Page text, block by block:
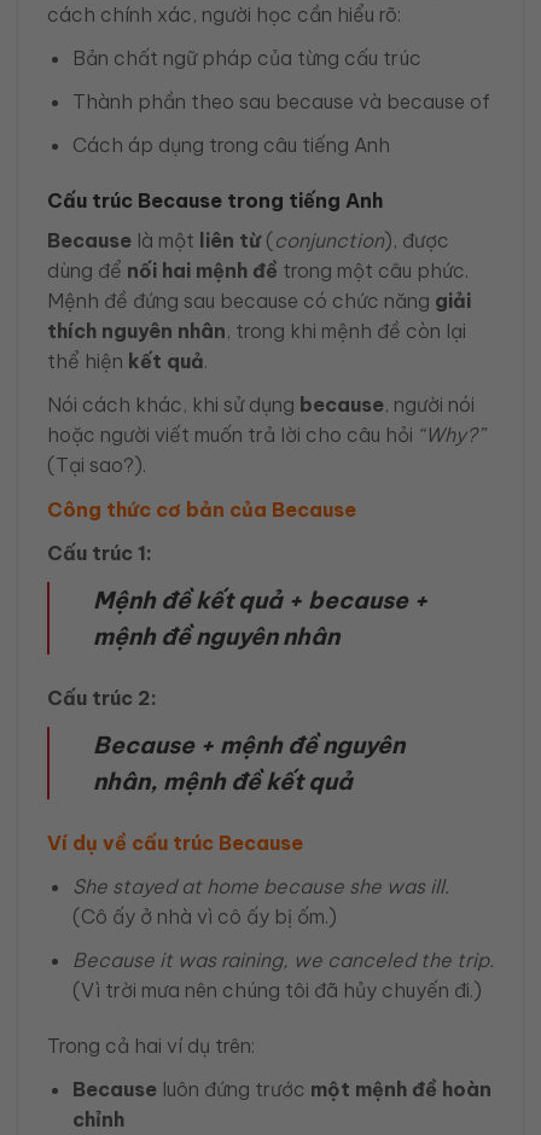
cách chính xác, người học cần hiểu rõ:
Bản chất ngữ pháp của từng cấu trúc
Thành phần theo sau because và because of
Cách áp dụng trong câu tiếng Anh
Cấu trúc Because trong tiếng Anh
Because là một liên từ(conjunction), được
dùng để nối hai mệnh đề trong một câu phức.
Mệnh đề đứng sau because có chức năng giải
thích nguyên nhân, trong khi mệnh đề còn lại
thể hiện kết quả.
Nói cách khác, khi sử dụng because, người nói
hoặc người viết muốn trả lời cho câu hỏi “Why?”
(Tại sao?).
Công thức cơ bản của Because
Cấu trúc 1:
Mệnh đề kết quả + because +
mệnh đề nguyên nhân
Cấu trúc 2:
Because + mệnh đề nguyên
nhân, mệnh đề kết quả
Ví dụ về cấu trúc Because
She stayed at home because she was ill.
(Cô ấy ở nhà vì cô ấy bị ốm.)
Because it was raining, we canceled the trip.
(Vì trời mưa nên chúng tôi đã hủy chuyến đi.)
Trong cả hai ví dụ trên:
Becauseluôn đứng trước một mệnh đề hoàn
chỉnh